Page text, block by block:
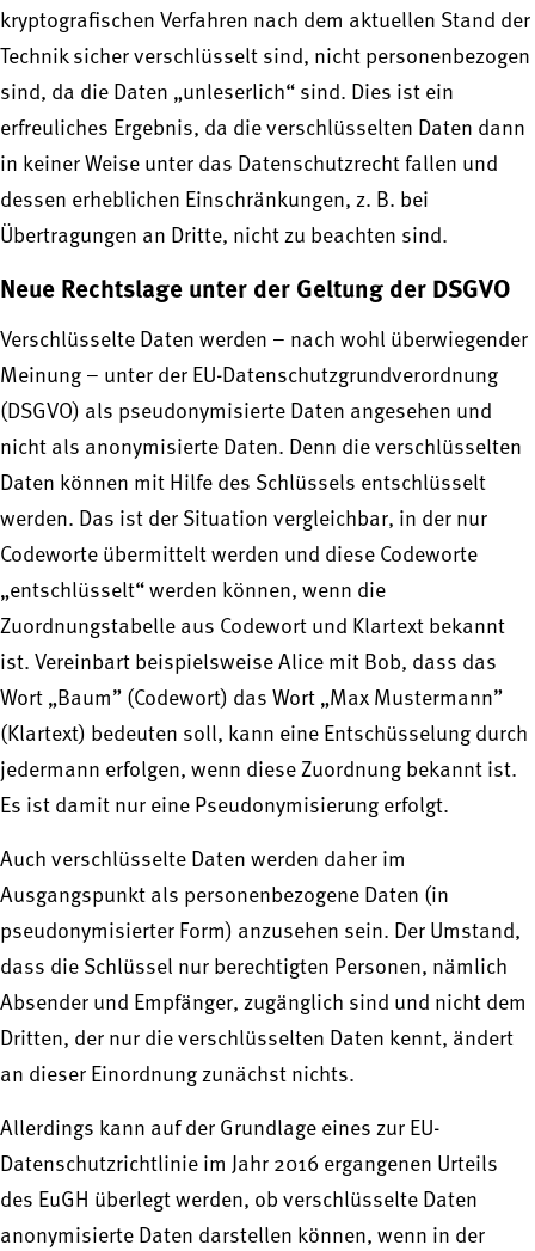
kryptografischen Verfahren nach dem aktuellen Stand der
Technik sicher verschlüsselt sind, nicht personenbezogen
sind, da die Daten „unleserlich“ sind. Dies ist ein
erfreuliches Ergebnis, da die verschlüsselten Daten dann
in keiner Weise unter das Datenschutzrecht fallen und
dessen erheblichen Einschränkungen, z. B. bei
Übertragungen an Dritte, nicht zu beachten sind.
Neue Rechtslage unter der Geltung der DSGVO
Verschlüsselte Daten werden – nach wohl überwiegender
Meinung – unter der EU-Datenschutzgrundverordnung
(DSGVO) als pseudonymisierte Daten angesehen und
nicht als anonymisierte Daten. Denn die verschlüsselten
Daten können mit Hilfe des Schlüssels entschlüsselt
werden. Das ist der Situation vergleichbar, in der nur
Codeworte übermittelt werden und diese Codeworte
„entschlüsselt“ werden können, wenn die
Zuordnungstabelle aus Codewort und Klartext bekannt
ist. Vereinbart beispielsweise Alice mit Bob, dass das
Wort „Baum” (Codewort) das Wort „Max Mustermann”
(Klartext) bedeuten soll, kann eine Entschüsselung durch
jedermann erfolgen, wenn diese Zuordnung bekannt ist.
Es ist damit nur eine Pseudonymisierung erfolgt.
Auch verschlüsselte Daten werden daher im
Ausgangspunkt als personenbezogene Daten (in
pseudonymisierter Form) anzusehen sein. Der Umstand,
dass die Schlüssel nur berechtigten Personen, nämlich
Absender und Empfänger, zugänglich sind und nicht dem
Dritten, der nur die verschlüsselten Daten kennt, ändert
an dieser Einordnung zunächst nichts.
Allerdings kann auf der Grundlage eines zur EU-
Datenschutzrichtlinie im Jahr 2016 ergangenen Urteils
des EuGH überlegt werden, ob verschlüsselte Daten
anonymisierte Daten darstellen können, wenn in der